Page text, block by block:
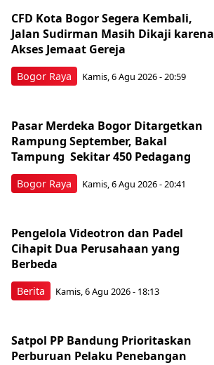
Bogor Raya
CFD Kota Bogor Segera Kembali,
Jalan Sudirman Masih Dikaji karena
Akses Jemaat Gereja
Kamis, 6 Agu 2026 - 20:59
Bogor Raya
Pasar Merdeka Bogor Ditargetkan
Rampung September, Bakal
Tampung Sekitar 450 Pedagang
Kamis, 6 Agu 2026 - 20:41
Berita
Pengelola Videotron dan Padel
Cihapit Dua Perusahaan yang
Berbeda
Kamis, 6 Agu 2026 - 18:13
Satpol PP Bandung Prioritaskan
Perburuan Pelaku Penebangan